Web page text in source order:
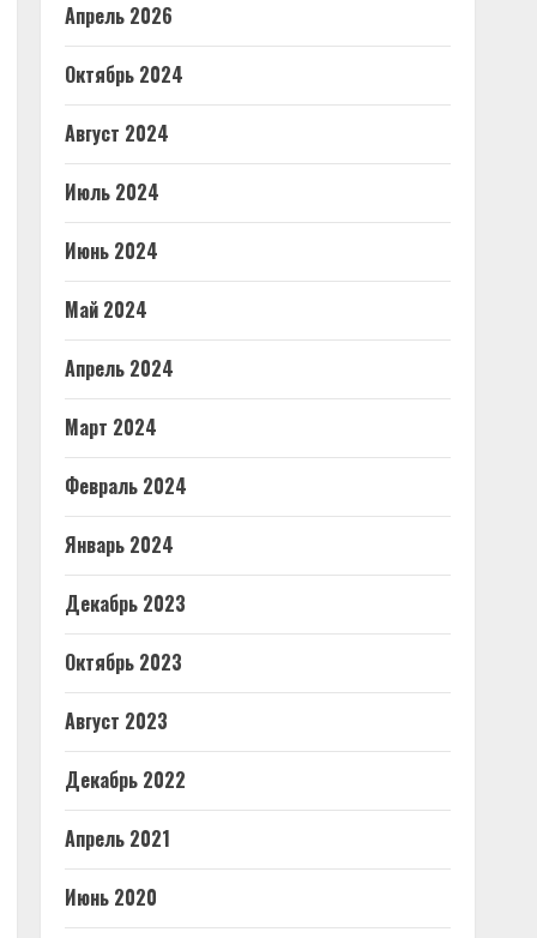
Апрель 2026
Октябрь 2024
Август 2024
Июль 2024
Июнь 2024
Май 2024
Апрель 2024
Март 2024
Февраль 2024
Январь 2024
Декабрь 2023
Октябрь 2023
Август 2023
Декабрь 2022
Апрель 2021
Июнь 2020